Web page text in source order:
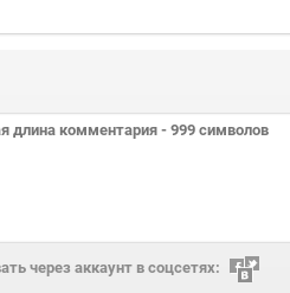
через аккаунт в соцсетях: